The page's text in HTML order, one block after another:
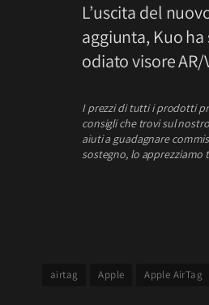
L’uscita del
aggiunta, Kuo
odiato visore
I prezzidi tutti i prodotti
consigli che trovi sul
aiuti a guadagnare
sostegno, lo apprezziamo
airtag Apple Apple AirTag